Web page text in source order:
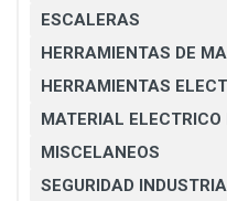
ESCALERAS
HERRAMIENTAS DE
HERRAMIENTAS
MATERIAL
MISCELANEOS
SEGURIDAD